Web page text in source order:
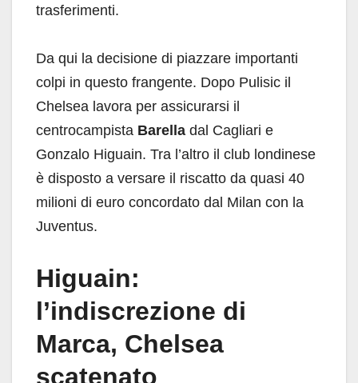
trasferimenti.
Da qui la decisione di piazzare importanti
colpi in questo frangente. Dopo Pulisic il
Chelsea lavora per assicurarsi il
centrocampista Barella dal Cagliari e
Gonzalo Higuain. Tra l’altro il club londinese
è disposto a versare il riscatto da quasi 40
milioni di euro concordato dal Milan con la
Juventus.
Higuain:
l’indiscrezione di
Marca, Chelsea
scatenato